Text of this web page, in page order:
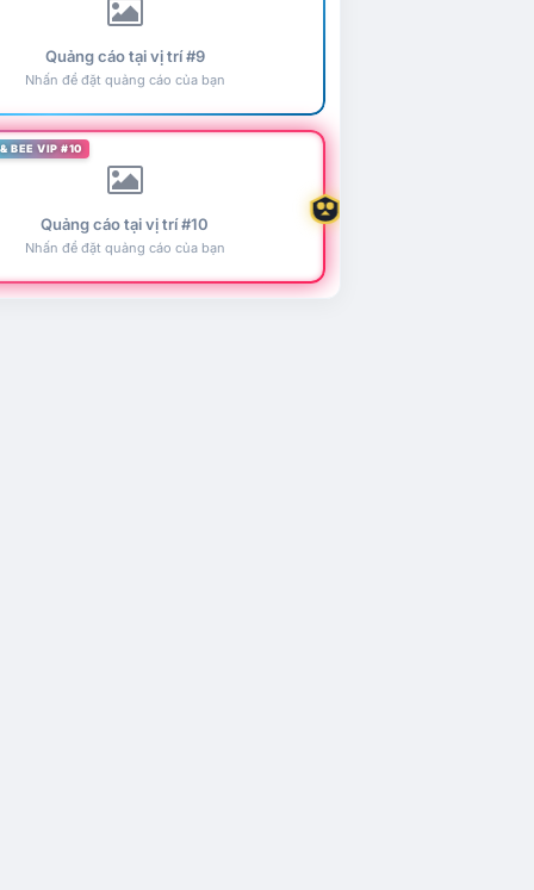
Quảng cáo tại vị trí #9
Nhấn để đặt quảng cáo của bạn
BEE VIP #10
Quảng cáo tại vị trí #10
Nhấn để đặt quảng cáo của bạn